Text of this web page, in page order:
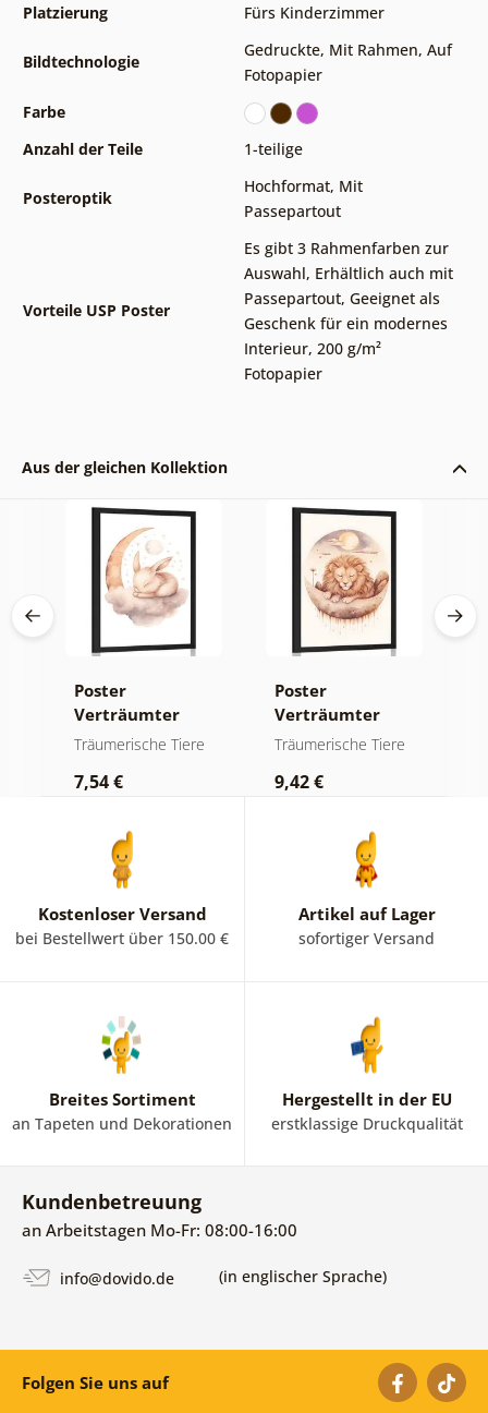
Platzierung
Fürs Kinderzimmer
Bildtechnologie
Gedruckte, Mit Rahmen, Auf
Fotopapier
Farbe
Anzahl der Teile
1-teilige
Posteroptik
Hochformat, Mit
Passepartout
Vorteile USP Poster
Es gibt 3 Rahmenfarben zur
Auswahl, Erhältlich auch mit
Passepartout, Geeignet als
Geschenk für ein modernes
Interieur, 200 g/m²
Fotopapier
Aus der gleichen Kollektion
Poster
Verträumter
Hase
Träumerische Tiere
7,54 €
Poster
Verträumter
Löwe
Träumerische Tiere
9,42 €
Kostenloser Versand
bei Bestellwert über 150.00 €
Artikel auf Lager
sofortiger Versand
Breites Sortiment
an Tapeten und Dekorationen
Hergestellt in der EU
erstklassige Druckqualität
Kundenbetreuung
an Arbeitstagen Mo-Fr: 08:00-16:00
info@dovido.de (in englischer Sprache)
Folgen Sie uns auf